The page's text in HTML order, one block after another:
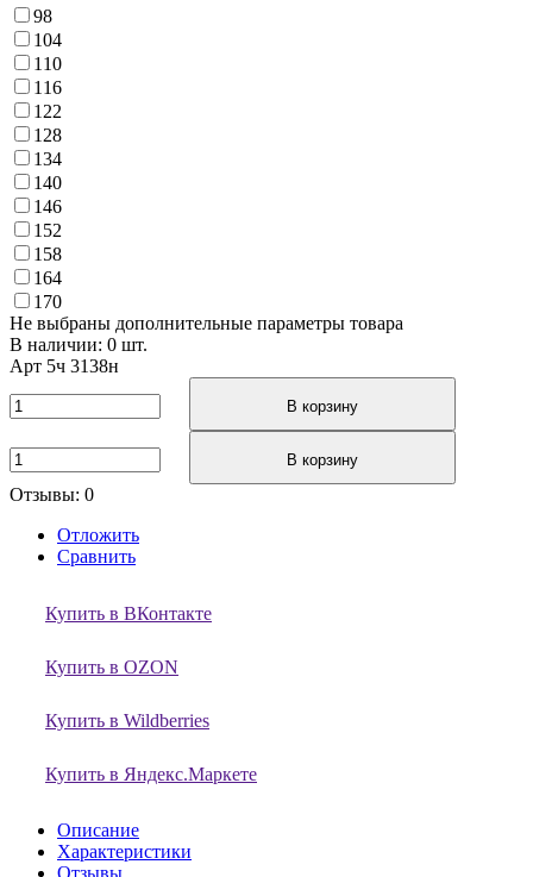
98
104
110
116
122
128
134
140
146
152
158
164
170
Не выбраны дополнительные параметры товара
В наличии: 0 шт.
Арт 5ч 3138н
В корзину
В корзину
Отзывы: 0
Отложить
Сравнить
Купить в ВКонтакте
Купить в OZON
Купить в Wildberries
Купить в Яндекс.Маркете
Описание
Характеристики